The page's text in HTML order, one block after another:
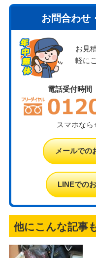
お問合わせ
お見
軽に
電話受付時
スマホなら
メールでの
LINEでの
他にこんな記事